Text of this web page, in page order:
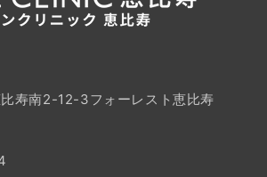
寿南2-12-3フォーレスト恵比寿